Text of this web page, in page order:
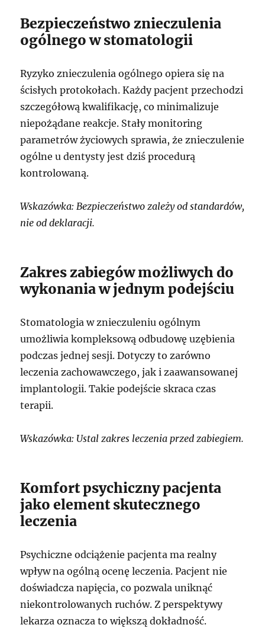
Bezpieczeństwo znieczulenia
ogólnego w stomatologii
Ryzyko znieczulenia ogólnego opiera się na
ścisłych protokołach. Każdy pacjent przechodzi
szczegółową kwalifikację, co minimalizuje
niepożądane reakcje. Stały monitoring
parametrów życiowych sprawia, że znieczulenie
ogólne u dentysty jest dziś procedurą
kontrolowaną.
Wskazówka: Bezpieczeństwo zależy od standardów,
nie od deklaracji.
Zakres zabiegów możliwych do
wykonania w jednym podejściu
Stomatologia w znieczuleniu ogólnym
umożliwia kompleksową odbudowę uzębienia
podczas jednej sesji. Dotyczy to zarówno
leczenia zachowawczego, jak i zaawansowanej
implantologii. Takie podejście skraca czas
terapii.
Wskazówka: Ustal zakres leczenia przed zabiegiem.
Komfort psychiczny pacjenta
jako element skutecznego
leczenia
Psychiczne odciążenie pacjenta ma realny
wpływ na ogólną ocenę leczenia. Pacjent nie
doświadcza napięcia, co pozwala uniknąć
niekontrolowanych ruchów. Z perspektywy
lekarza oznacza to większą dokładność.